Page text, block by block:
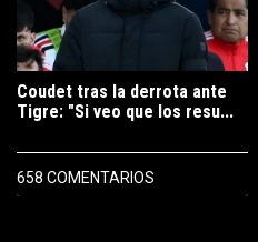
Coudet tras la derrota ante
Tigre: "Si veo que los resu...
658 COMENTARIOS